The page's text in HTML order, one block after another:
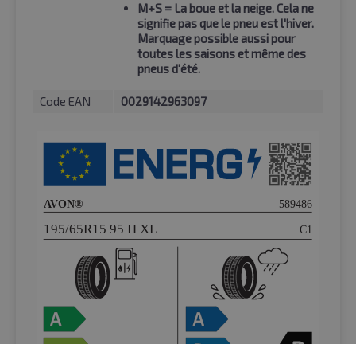
M+S = La boue et la neige. Cela ne
signifie pas que le pneu est l'hiver.
Marquage possible aussi pour
toutes les saisons et même des
pneus d'été.
Code EAN 0029142963097